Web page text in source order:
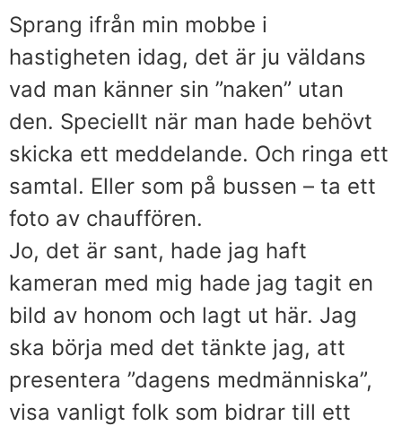
Sprang ifrån min mobbe i
hastigheten idag, det är ju väldans
vad man känner sin ”naken” utan
den. Speciellt när man hade behövt
skicka ett meddelande. Och ringa ett
samtal. Eller som på bussen – ta ett
foto av chauffören.
Jo, det är sant, hade jag haft
kameran med mig hade jag tagit en
bild av honom och lagt ut här. Jag
ska börja med det tänkte jag, att
presentera ”dagens medmänniska”,
visa vanligt folk som bidrar till ett